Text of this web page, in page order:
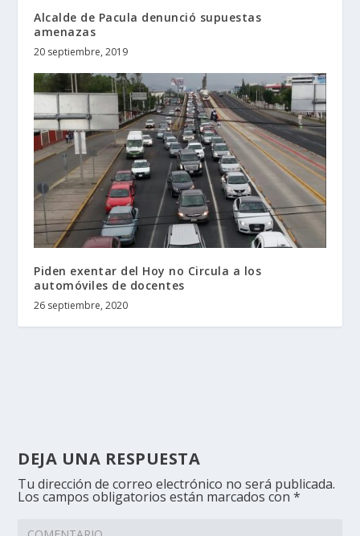
Alcalde de Pacula denunció supuestas
amenazas
20 septiembre, 2019
Piden exentar del Hoy no Circula a los
automóviles de docentes
26 septiembre, 2020
DEJA UNA RESPUESTA
Tu dirección de correo electrónico no será publicada.
Los campos obligatorios están marcados con*